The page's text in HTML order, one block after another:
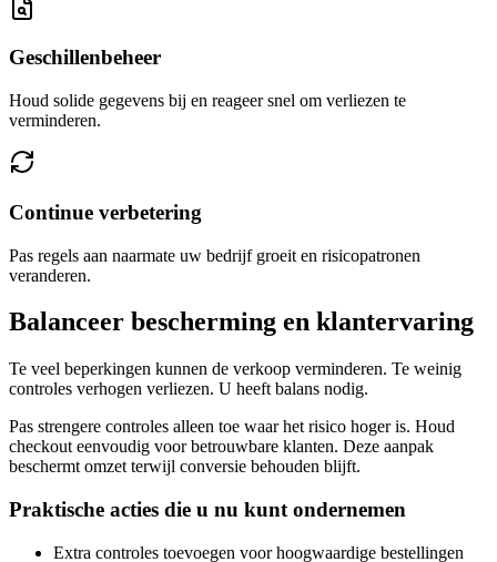
Geschillenbeheer
Houd solide gegevens bij en reageer snel om verliezen te
verminderen.
Continue verbetering
Pas regels aan naarmate uw bedrijf groeit en risicopatronen
veranderen.
Balanceer bescherming en klantervaring
Te veel beperkingen kunnen de verkoop verminderen. Te weinig
controles verhogen verliezen. U heeft balans nodig.
Pas strengere controles alleen toe waar het risico hoger is. Houd
checkout eenvoudig voor betrouwbare klanten. Deze aanpak
beschermt omzet terwijl conversie behouden blijft.
Praktische acties die u nu kunt ondernemen
Extra controles toevoegen voor hoogwaardige bestellingen